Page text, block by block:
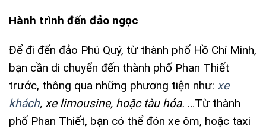
Hành trình đến đảo ngọc
Để đi đến đảo Phú Quý, từ thành phố Hồ Chí Minh,
bạn cần di chuyển đến thành phố Phan Thiết
trước, thông qua những phương tiện như: xe
khách, xe limousine, hoặc tàu hỏa. …Từ thành
phố Phan Thiết, bạn có thể đón xe ôm, hoặc taxi